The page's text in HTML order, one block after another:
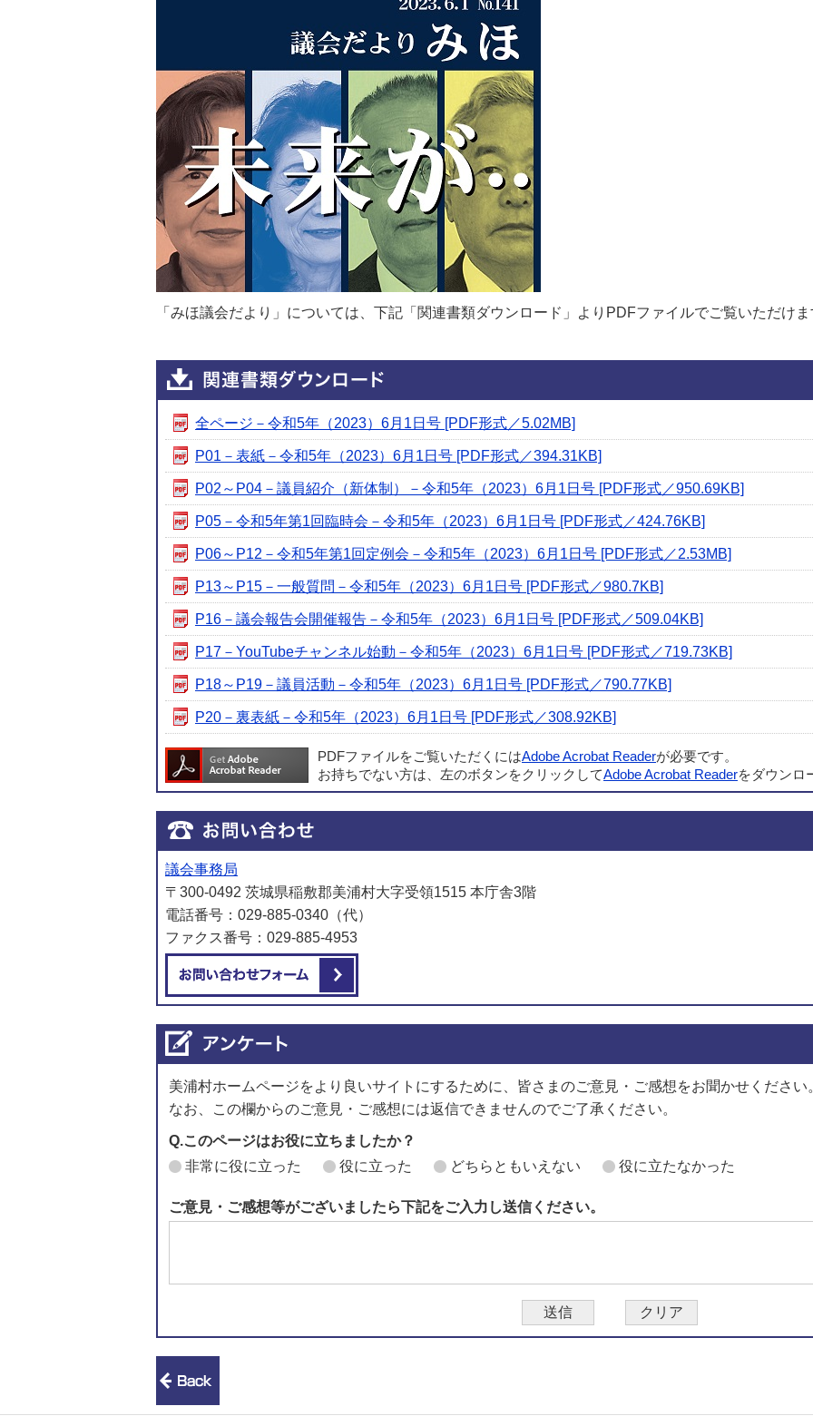
「みほ議会だより」については、下記「関連書類ダウンロード」よりPDFファイルでご覧いただけま
全ページ－令和5年（2023）6月1日号 [PDF形式／5.02MB]
P01－表紙－令和5年（2023）6月1日号 [PDF形式／394.31KB]
P02～P04－議員紹介（新体制）－令和5年（2023）6月1日号 [PDF形式／950.69KB]
P05－令和5年第1回臨時会－令和5年（2023）6月1日号 [PDF形式／424.76KB]
P06～P12－令和5年第1回定例会－令和5年（2023）6月1日号 [PDF形式／2.53MB]
P13～P15－一般質問－令和5年（2023）6月1日号 [PDF形式／980.7KB]
P16－議会報告会開催報告－令和5年（2023）6月1日号 [PDF形式／509.04KB]
P17－YouTubeチャンネル始動－令和5年（2023）6月1日号 [PDF形式／719.73KB]
P18～P19－議員活動－令和5年（2023）6月1日号 [PDF形式／790.77KB]
P20－裏表紙－令和5年（2023）6月1日号 [PDF形式／308.92KB]
PDFファイルをご覧いただくにはAdobe Acrobat Readerが必要です。
お持ちでない方は、左のボタンをクリックしてAdobe Acrobat Readerをダウンロ
議会事務局
〒300-0492 茨城県稲敷郡美浦村大字受領1515 本庁舎3階
電話番号：029-885-0340（代）
ファクス番号：029-885-4953
美浦村ホームページをより良いサイトにするために、皆さまのご意見・ご感想をお聞かせください
なお、この欄からのご意見・ご感想には返信できませんのでご了承ください。
Q.このページはお役に立ちましたか？
非常に役に立った
役に立った どちらともいえない 役に立たなかった
ご意見・ご感想等がございましたら下記をご入力し送信ください。